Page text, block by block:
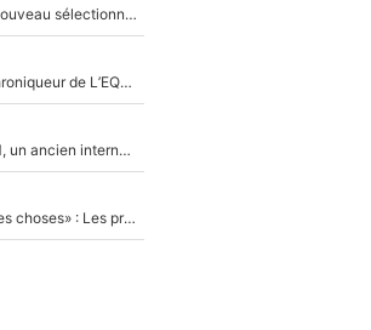
«Plus grand, je ferai chauffeur-livreur» : Nouveau sélectionneur des Bleus, Zinédine Zidane s’était imaginé un avenir très différent lorsqu'il était enfant
Johan Micoud en conflit avec un autre chroniqueur de L’EQUIPE du Soir : «Pendant un moment, je ne les ai pas remis ensemble dans l'émission»
Proche de rejoindre Bruno Genesio à l'OM, un ancien international français va finalement débarquer... sur RMC !
«Il y a probablement besoin de changer des choses» : Les premiers changements de Zinedine Zidane en équipe de France sont révélés ?